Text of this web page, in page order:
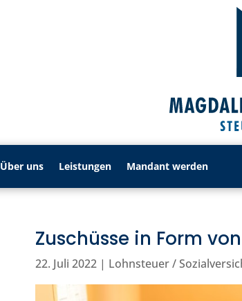
Über uns Leistungen Mandant werden
Zuschüsse in Form
22. Juli 2022 | Lohnsteuer /